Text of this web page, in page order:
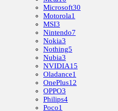
Microsoft30
Motorola1
MSI3
Nintendo7
Nokia3
Nothing5
Nubia3
NVIDIA15
Oladance1
OnePlus12
OPPO3
Philips4
Poco1